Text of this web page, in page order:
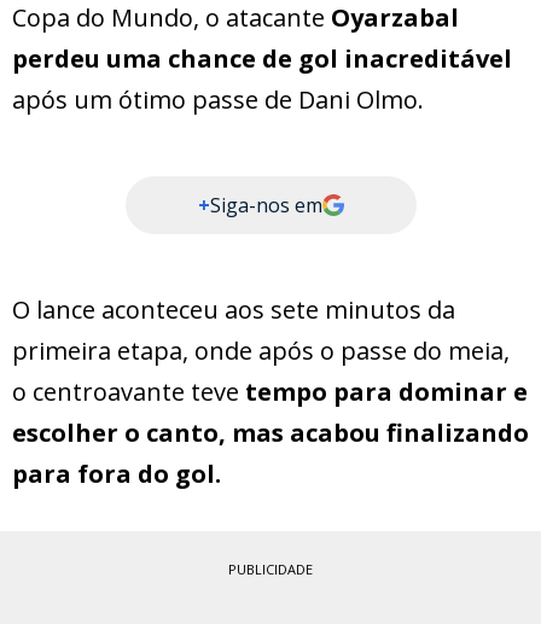
Copa do Mundo, o atacante Oyarzabal
perdeu uma chance de gol inacreditável
após um ótimo passe de Dani Olmo.
+Siga-nos em
O lance aconteceu aos sete minutos da
primeira etapa, onde após o passe do meia,
o centroavante teve tempo para dominar e
escolher o canto, mas acabou finalizando
para fora do gol.
PUBLICIDADE